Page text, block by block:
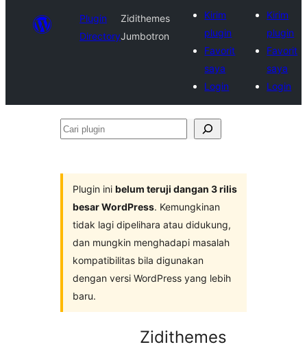
Plugin
Directory
Zidithemes
Jumbotron
Kirim
plugin
Favorit
saya
Login
Kirim
plugin
Favorit
saya
Login
Cari
Plugin ini belum teruji dangan 3 rilis
besar WordPress. Kemungkinan
tidak lagi dipelihara atau didukung,
dan mungkin menghadapi masalah
kompatibilitas bila digunakan
dengan versi WordPress yang lebih
baru.
Zidithemes